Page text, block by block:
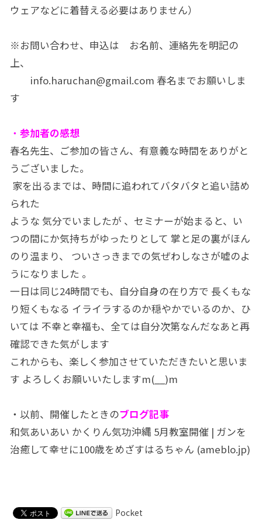
ウェアなどに着替える必要はありません）
※お問い合わせ、申込は お名前、連絡先を明記の
上、
info.haruchan@gmail.com 春名までお願いしま
す
・ 参加者の感想
春名先生、ご参加の皆さん、有意義な時間をありがと
うございました。
家を出るまでは、時間に追われてバタバタと追い詰め
られた
ような 気分でいましたが 、セミナーが始まると、い
つの間にか気持ちがゆったりとして 掌と足の裏がほん
のり温まり、 ついさっきまでの気ぜわしなさが嘘のよ
うになりました 。
一日は同じ24時間でも、自分自身の在り方で 長くもな
り短くもなる イライラするのか穏やかでいるのか、ひ
いては 不幸と幸福も、全ては自分次第なんだなあと再
確認できた気がします
これからも、楽しく参加させていただきたいと思いま
す よろしくお願いいたしますm(__)m
・以前、開催したときのブログ記事
和気あいあい かくりん気功沖縄 5月教室開催 | ガンを
治癒して幸せに100歳をめざすはるちゃん (ameblo.jp)
Pocket